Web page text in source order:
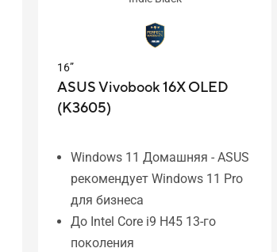
16”
ASUS Vivobook 16X OLED
(K3605)
Windows 11 Домашняя - ASUS
рекомендует Windows 11 Pro
для бизнеса
До Intel Core i9 H45 13-го
поколения